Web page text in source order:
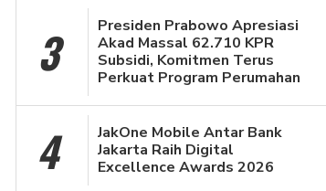
3
Presiden Prabowo Apresiasi
Akad Massal 62.710 KPR
Subsidi, Komitmen Terus
Perkuat Program Perumahan
4
JakOne Mobile Antar Bank
Jakarta Raih Digital
Excellence Awards 2026